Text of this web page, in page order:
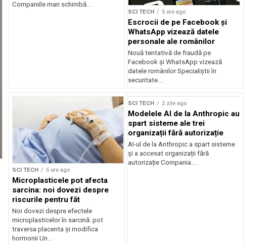
Companiile mari schimbă...
SCI TECH 5 ore ago
Escrocii de pe Facebook și
WhatsApp vizează datele
personale ale românilor
Nouă tentativă de fraudă pe
Facebook și WhatsApp vizează
datele românilor Specialiștii în
securitate...
SCI TECH 5 ore ago
Microplasticele pot afecta
sarcina: noi dovezi despre
riscurile pentru făt
Noi dovezi despre efectele
microplasticelor în sarcină: pot
traversa placenta și modifica
hormonii Un...
SCI TECH 2 zile ago
Modelele AI de la Anthropic au
spart sisteme ale trei
organizații fără autorizație
AI-ul de la Anthropic a spart sisteme
și a accesat organizații fără
autorizație Compania...